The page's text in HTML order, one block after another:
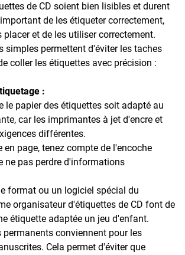
de CD soient bien lisibles et durent
de les étiqueter correctement,
placer et de les utiliser correctement.
simples permettent d'éviter les taches
coller les étiquettes avec précision :
:
le papier des étiquettes soit adapté au
car les imprimantes à jet d'encre et
différentes.
en page, tenez compte de l'encoche
ne pas perdre d'informations
format ou un logiciel spécial du
organisateur d'étiquettes de CD font de
étiquette adaptée un jeu d'enfant.
permanents conviennent pour les
Cela permet d'éviter que